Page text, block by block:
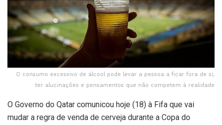
O consumo excessivo de álcool pode levar a pessoa a ficar fora de si,
ter alucinações e pensamentos que não competem à realidade
O Governo do Qatar comunicou hoje (18) à Fifa que vai
mudar a regra de venda de cerveja durante a Copa do